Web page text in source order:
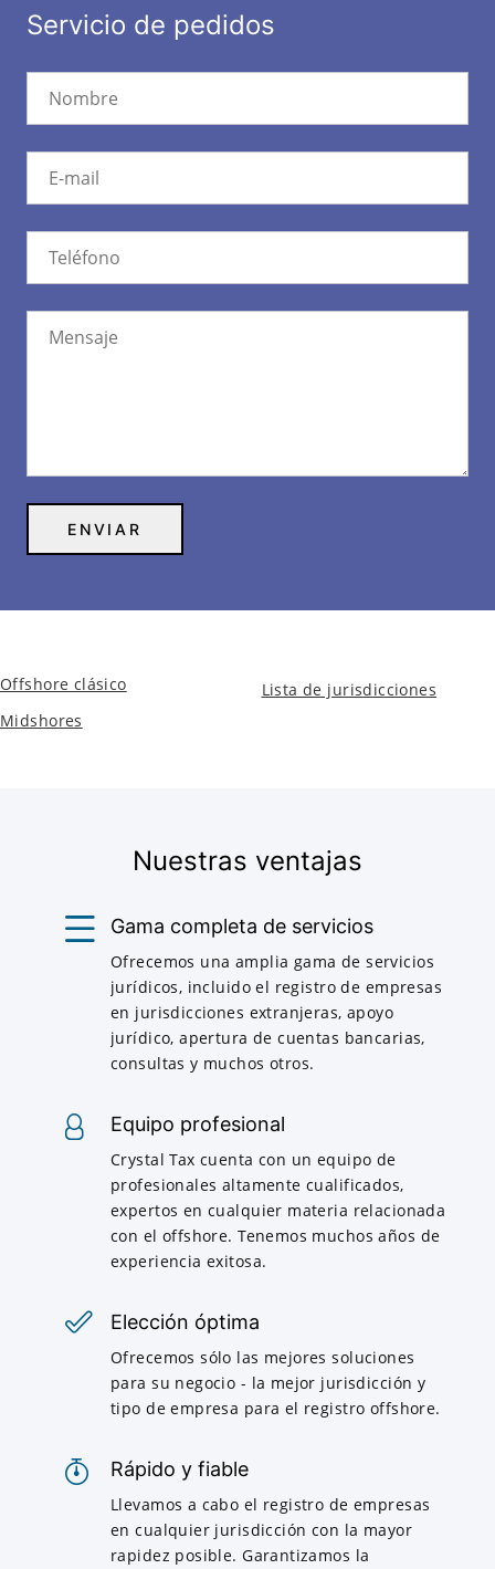
Servicio de pedidos
Offshore clásico
Midshores
Lista de jurisdicciones
Nuestras ventajas
Gama completa de servicios
Ofrecemos una amplia gama de servicios
jurídicos, incluido el registro de empresas
en jurisdicciones extranjeras, apoyo
jurídico, apertura de cuentas bancarias,
consultas y muchos otros.
Equipo profesional
Crystal Tax cuenta con un equipo de
profesionales altamente cualificados,
expertos en cualquier materia relacionada
con el offshore. Tenemos muchos años de
experiencia exitosa.
Elección óptima
Ofrecemos sólo las mejores soluciones
para su negocio - la mejor jurisdicción y
tipo de empresa para el registro offshore.
Rápido y fiable
Llevamos a cabo el registro de empresas
en cualquier jurisdicción con la mayor
rapidez posible. Garantizamos la